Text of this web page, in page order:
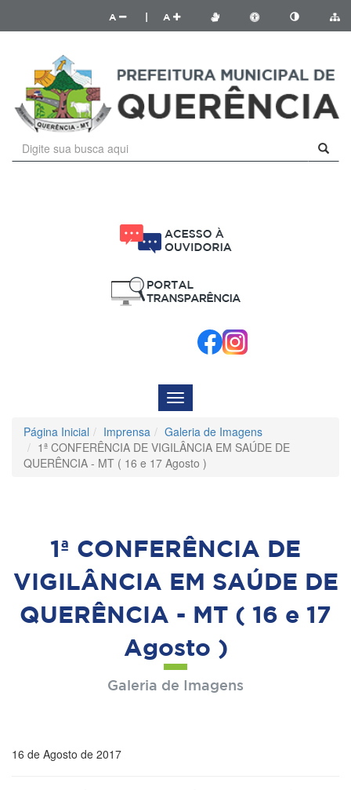
A A
Menu
de
Navegação
Página Inicial Imprensa
Galeria de Imagens
1ª CONFERÊNCIA DE VIGILÂNCIA EM SAÚDE DE
QUERÊNCIA - MT ( 16 e 17 Agosto )
1ª CONFERÊNCIA DE
VIGILÂNCIA EM SAÚDE DE
QUERÊNCIA - MT ( 16 e 17
Agosto )
Galeria de Imagens
16 de Agosto de 2017